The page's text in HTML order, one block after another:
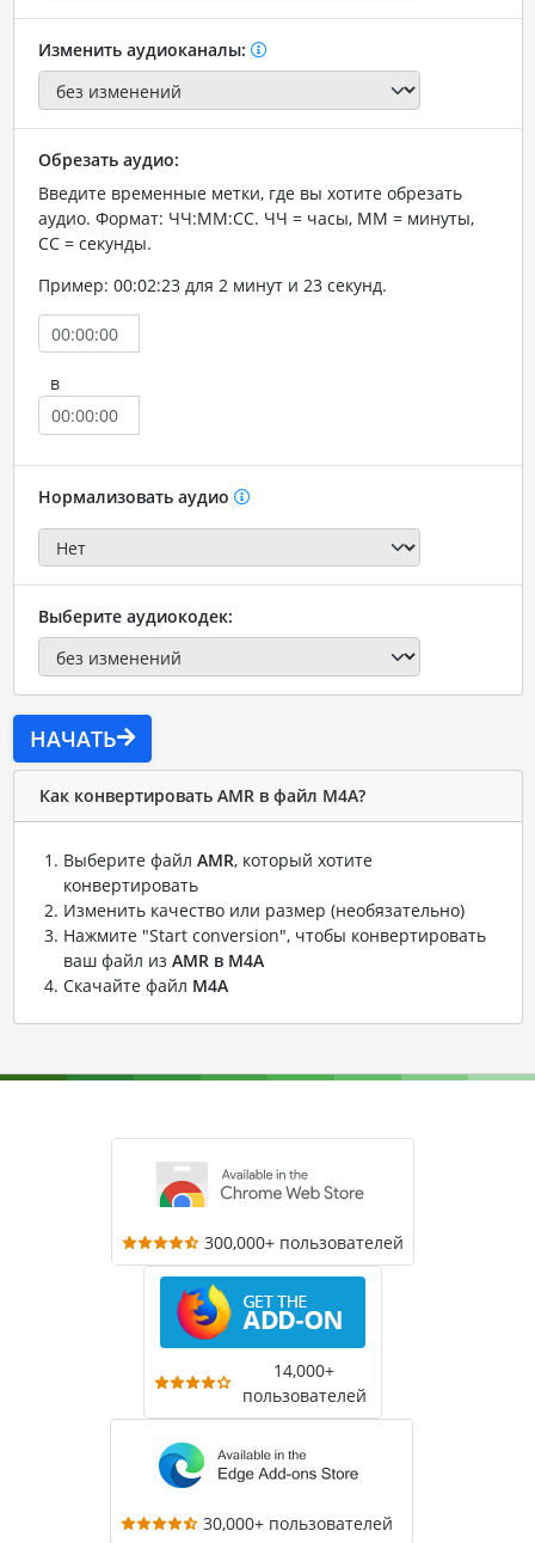
Изменить аудиоканалы:
Обрезать аудио:
Введите временные метки, где вы хотите обрезать
аудио. Формат: ЧЧ:ММ:СС. ЧЧ = часы, ММ = минуты,
СС = секунды.
Пример: 00:02:23 для 2 минут и 23 секунд.
в
Нормализовать аудио
Выберите аудиокодек:
НАЧАТЬ
Как конвертировать AMR в файл M4A?
Выберите файл AMR, который хотите
конвертировать
Изменить качество или размер (необязательно)
Нажмите "Start conversion", чтобы конвертировать
ваш файл из AMR в M4A
Скачайте файл M4A
300,000+ пользователей
14,000+
пользователей
30,000+ пользователей